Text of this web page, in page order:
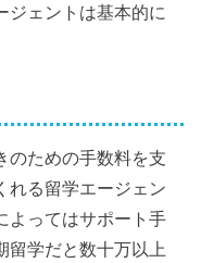
ジェントは基本的に
のための手数料を支
れる留学エージェン
よってはサポート手
留学だと数十万以上